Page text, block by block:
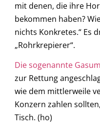
mit denen, die ihre
bekommen haben?
nichts Konkretes.“ Es
„Rohrkrepierer“.
Die sogenannte
zur Rettung
wie dem mittlerweile
Konzern zahlen
Tisch. (ho)